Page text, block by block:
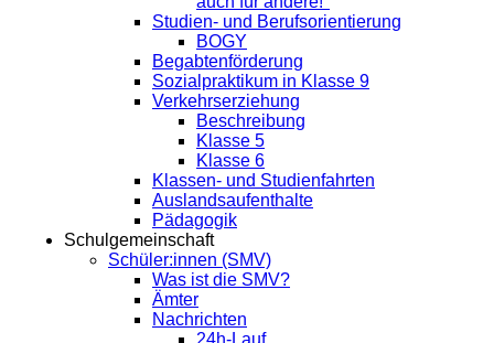
Studien- und Berufsorientierung
BOGY
Begabtenförderung
Sozialpraktikum in Klasse 9
Verkehrserziehung
Beschreibung
Klasse 5
Klasse 6
Klassen- und Studienfahrten
Auslandsaufenthalte
Pädagogik
Schulgemeinschaft
Schüler:innen (SMV)
Was ist die SMV?
Ämter
Nachrichten
24h-Lauf